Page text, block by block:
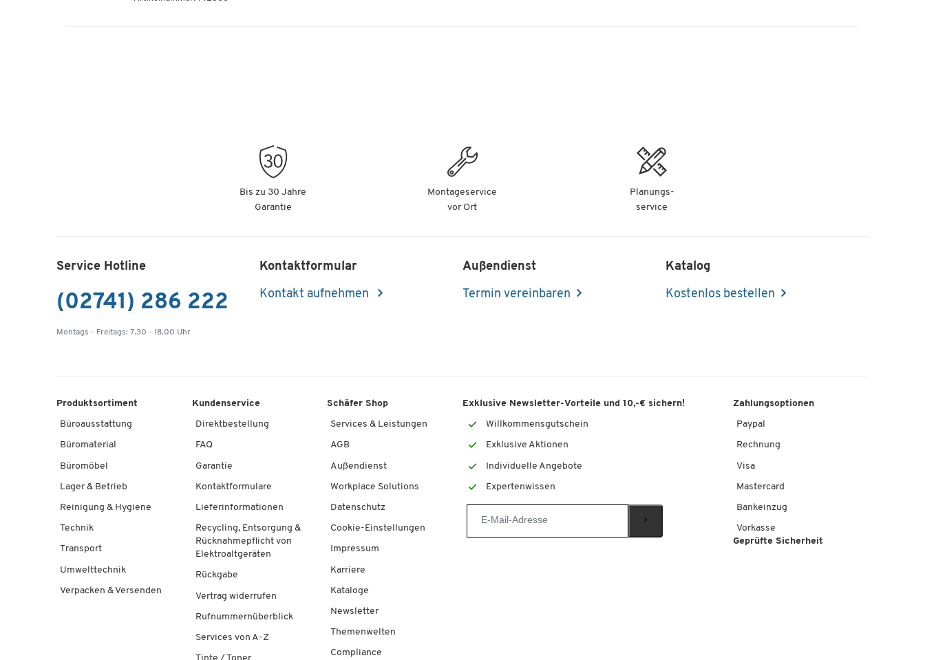
Bis zu 30 Jahre
Garantie
Montageservice
vor Ort
Planungs-
service
Service Hotline
(02741) 286 222
Montags - Freitags: 7.30 - 18.00 Uhr
Kontaktformular
Kontakt aufnehmen
Außendienst
Termin vereinbaren
Katalog
Kostenlos bestellen
Produktsortiment
Büroausstattung
Büromaterial
Büromöbel
Lager & Betrieb
Reinigung & Hygiene
Technik
Transport
Umwelttechnik
Verpacken & Versenden
Kundenservice
Direktbestellung
FAQ
Garantie
Kontaktformulare
Lieferinformationen
Recycling, Entsorgung &
Rücknahmepflicht von
Elektroaltgeräten
Rückgabe
Vertrag widerrufen
Rufnummernüberblick
Services von A-Z
Schäfer Shop
Services & Leistungen
AGB
Außendienst
Workplace Solutions
Datenschutz
Cookie-Einstellungen
Impressum
Karriere
Kataloge
Newsletter
Themenwelten
Compliance
Exklusive Newsletter-Vorteile und 10,-€ sichern!
Willkommensgutschein
Exklusive Aktionen
Individuelle Angebote
Expertenwissen
Zahlungsoptionen
Paypal
Rechnung
Visa
Mastercard
Bankeinzug
Vorkasse
Geprüfte Sicherheit